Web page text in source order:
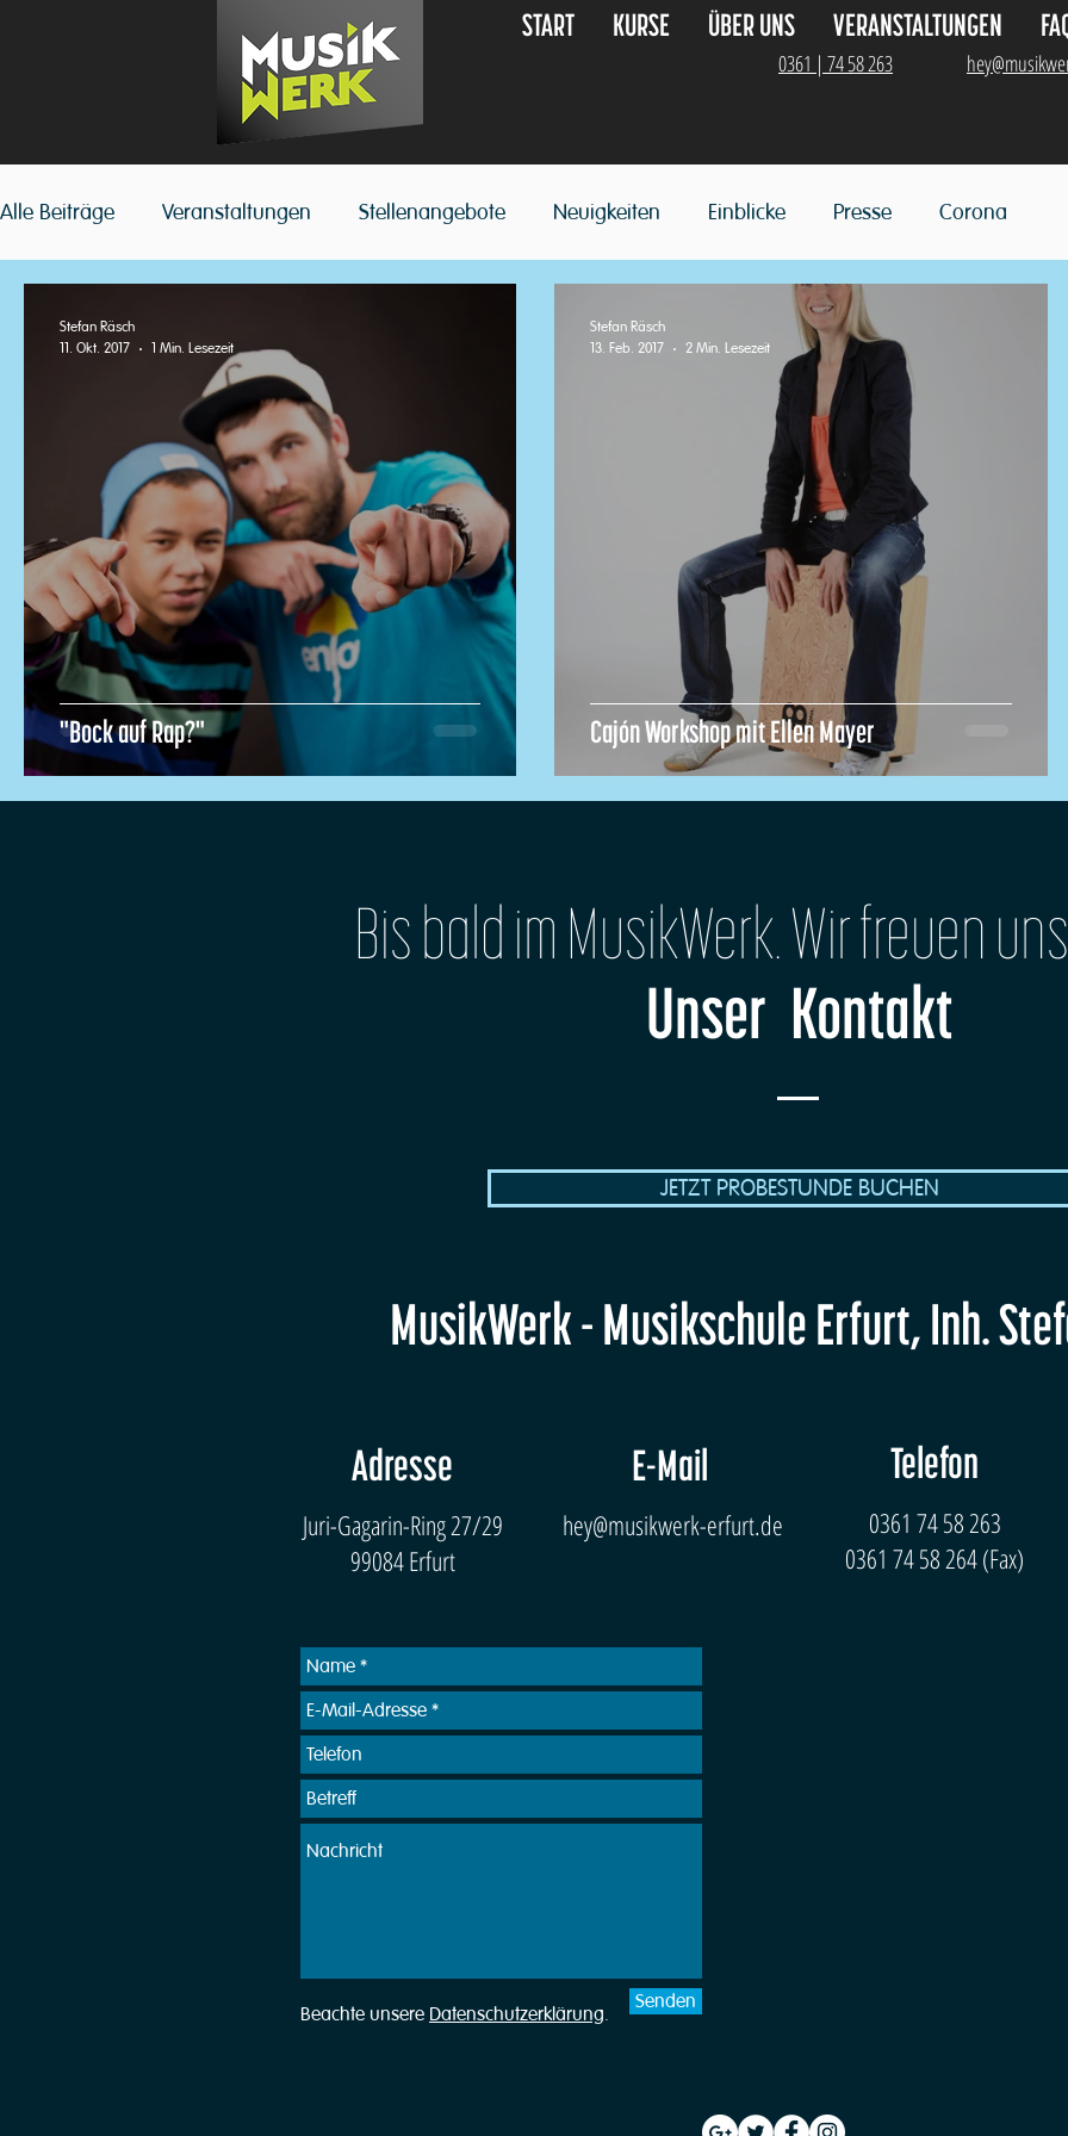
START KURSE ÜBER UNS VERANSTALTUNGEN
0361 | 74 58 263
Alle Beiträge Veranstaltungen Stellenangebote Neuigkeiten Einblicke Presse Corona
"Bock auf Rap?"
Stefan Räsch
11. Okt. 2017
1 Min. Lesezeit
Cajón Workshop mit Ellen Mayer
Stefan Räsch
13. Feb. 2017
2 Min. Lesezeit
Bis bald im MusikWerk. Wir freuen
Unser Kontakt
JETZT PROBESTUNDE BUCHEN
MusikWerk - Musikschule Erfurt, Inh.
Adresse
Juri-Gagarin-Ring 27/29
99084 Erfurt
E-Mail
hey@musikwerk-erfurt.de
Telefon
0361 74 58 263
0361 74 58 264 (Fax)
Beachte unsere Datenschutzerklärung.
Senden